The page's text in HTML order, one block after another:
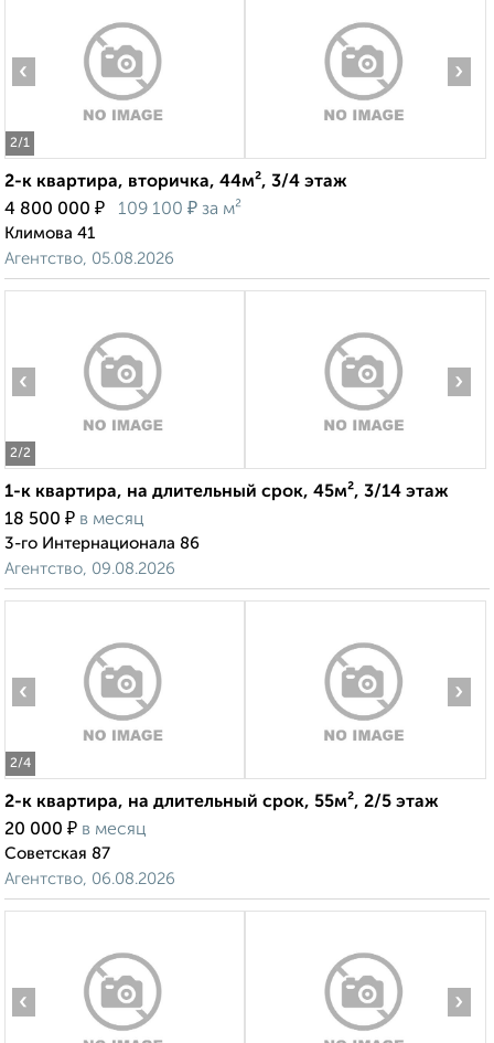
2/1
‹ ›
2-к квартира, вторичка, 44м², 3/4 этаж
4 800 000 ₽ 109 100 ₽ за м²
Климова 41
Агентство, 05.08.2026
2/2
‹ ›
1-к квартира, на длительный срок, 45м², 3/14 этаж
18 500 ₽ в месяц
3-го Интернационала 86
Агентство, 09.08.2026
2/4
‹ ›
2-к квартира, на длительный срок, 55м², 2/5 этаж
20 000 ₽ в месяц
Советская 87
Агентство, 06.08.2026
‹ ›